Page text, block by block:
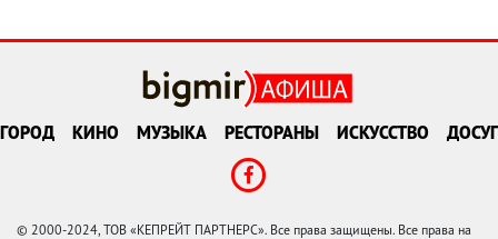
ГОРОД КИНО МУЗЫКА РЕСТОРАНЫ ИСКУССТВО ДОСУГ
© 2000-2024, ТОВ «КЕПРЕЙТ ПАРТНЕРС». Все права защищены. Все права на